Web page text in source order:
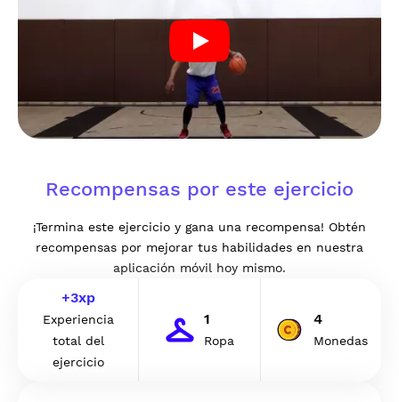
Recompensas por este ejercicio
¡Termina este ejercicio y gana una recompensa! Obtén
recompensas por mejorar tus habilidades en nuestra
aplicación móvil hoy mismo.
+3xp
Experiencia
total del
ejercicio
1
Ropa
4
Monedas